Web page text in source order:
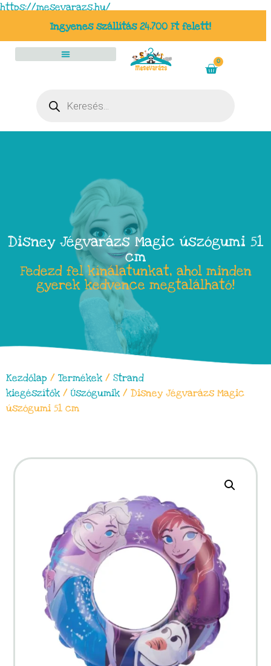
https://mesevarazs.hu/
Ingyenes szállítás 24.700 Ft felett!
0
Disney Jégvarázs Magic úszógumi 51
cm
Fedezd fel kínálatunkat, ahol minden
gyerek kedvence megtalálható!
Kezdőlap / Termékek / Strand
kiegészítők / Úszógumik / Disney Jégvarázs Magic
úszógumi 51 cm